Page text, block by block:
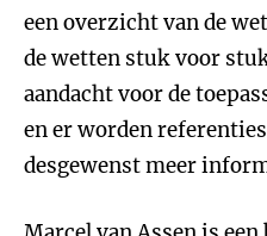
een overzicht van de
de wetten stuk voor
aandacht voor de
en er worden
desgewenst meer